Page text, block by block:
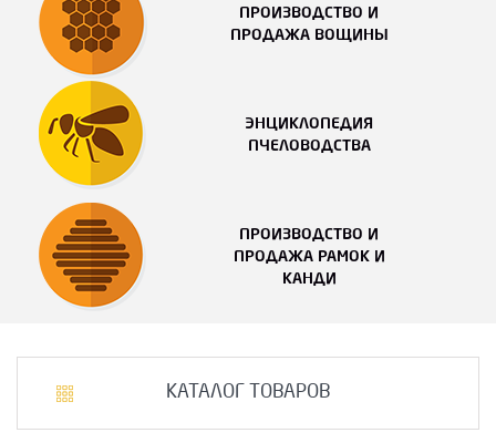
ПРОИЗВОДСТВО И
ПРОДАЖА ВОЩИНЫ
ЭНЦИКЛОПЕДИЯ
ПЧЕЛОВОДСТВА
ПРОИЗВОДСТВО И
ПРОДАЖА РАМОК И
КАНДИ
КАТАЛОГ ТОВАРОВ